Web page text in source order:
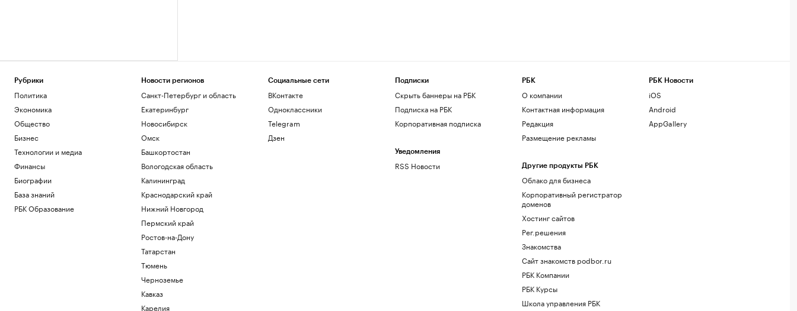
Рубрики
Политика
Экономика
Общество
Бизнес
Технологии и медиа
Финансы
Биографии
База знаний
РБК Образование
Новости регионов
Санкт-Петербург и область
Екатеринбург
Новосибирск
Омск
Башкортостан
Вологодская область
Калининград
Краснодарский край
Нижний Новгород
Пермский край
Ростов-на-Дону
Татарстан
Тюмень
Черноземье
Кавказ
Карелия
Социальные сети
ВКонтакте
Одноклассники
Telegram
Дзен
Подписки
Скрыть баннеры на РБК
Подписка на РБК
Корпоративная подписка
Уведомления
RSS Новости
РБК
О компании
Контактная информация
Редакция
Размещение рекламы
Другие продукты РБК
Облако для бизнеса
Корпоративный регистратор
доменов
Хостинг сайтов
Рег.решения
Знакомства
Сайт знакомств podbor.ru
РБК Компании
РБК Курсы
Школа управления РБК
РБК Новости
iOS
Android
AppGallery